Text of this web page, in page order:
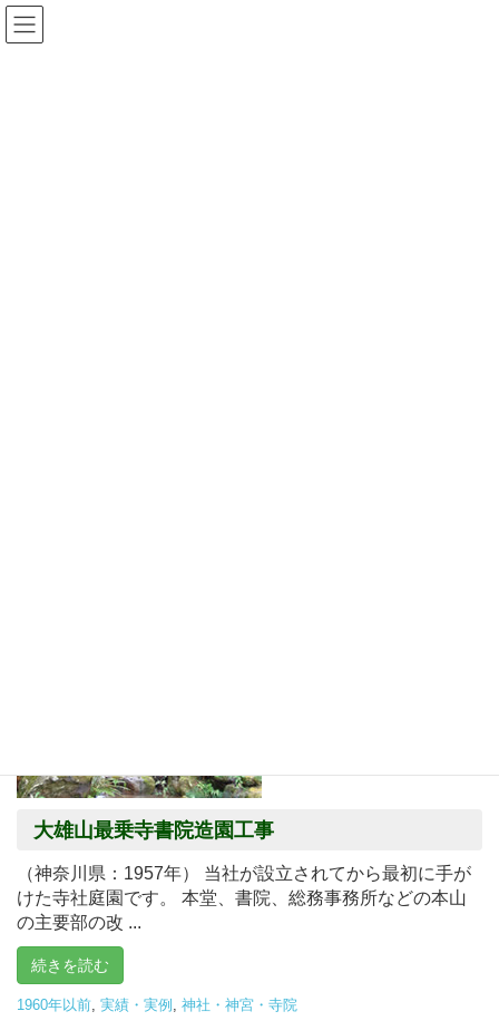
大雄山最乗寺書院造園工事
（神奈川県：1957年） 当社が設立されてから最初に手が
けた寺社庭園です。 本堂、書院、総務事務所などの本山
の主要部の改 ...
続きを読む
1960年以前, 実績・実例 , 神社・神宮・寺院